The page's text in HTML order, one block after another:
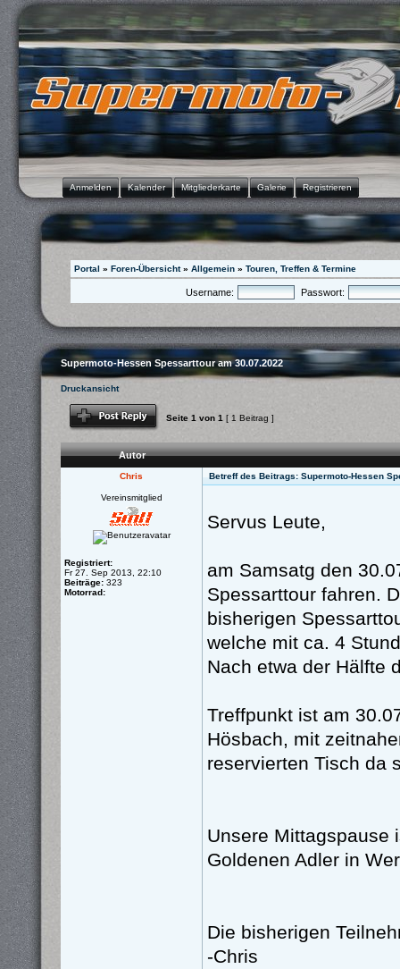
Anmelden Kalender Mitgliederkarte Galerie Registrieren
Portal » Foren-Übersicht» Allgemein » Touren, Treffen & Termine
Username: Passwort:
Supermoto-Hessen Spessarttour am 30.07.2022
Druckansicht
Antwort schreiben
Seite 1 von 1 [ 1 Beitrag ]
Autor
Chris Betreff des Beitrags: Supermoto-Hessen
Vereinsmitglied
Registriert:
Fr 27. Sep 2013, 22:10
Beiträge: 323
Motorrad:
Servus Leute,
am Samsatg den
Spessarttour fahren.
bisherigen
welche mit ca. 4
Nach etwa der Hälfte
Treffpunkt ist am
Hösbach, mit
reservierten Tisch da
Unsere Mittagspause
Goldenen Adler in
Die bisherigen
-Chris